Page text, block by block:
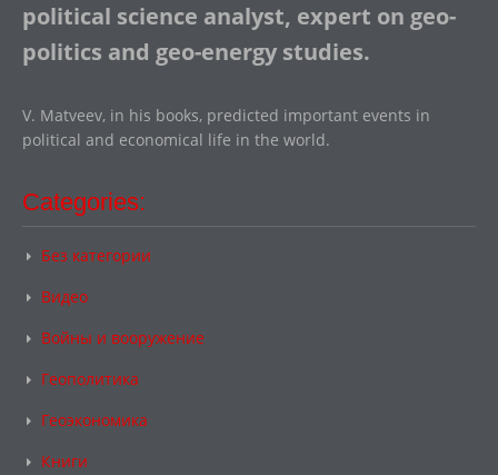
political science analyst, expert on geo-
politics and geo-energy studies.
V. Matveev, in his books, predicted important events in
political and economical life in the world.
Categories:
Без категории
Видео
Войны и вооружение
Геополитика
Геоэкономика
Книги